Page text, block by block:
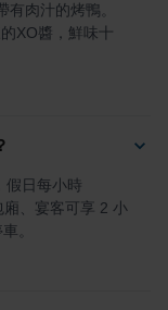
XO醬，鮮味十
假日每小時
、宴客可享 2 小
。